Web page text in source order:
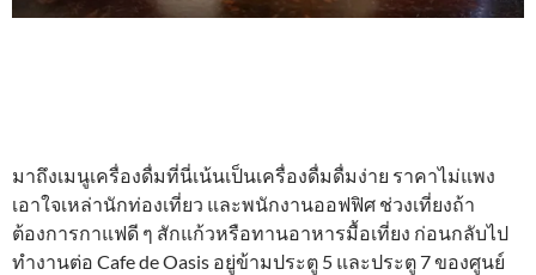
มาถึงเมนูเครื่องดื่มที่นี่เน้นเป็นเครื่องดื่มดื่มง่าย ราคาไม่แพง
เอาใจเหล่านักท่องเที่ยว และพนักงานออฟฟิศ ช่วงเที่ยงถ้า
ต้องการกาแฟดี ๆ สักแก้วหรือทานอาหารมื้อเที่ยง ก่อนกลับไป
ทำงานต่อ Cafe de Oasis อยู่ข้ามประตู 5 และประตู 7 ของศูนย์